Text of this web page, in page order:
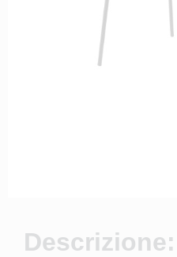
Descrizione: